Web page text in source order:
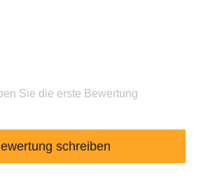
Sie die erste Bewertung
schreiben